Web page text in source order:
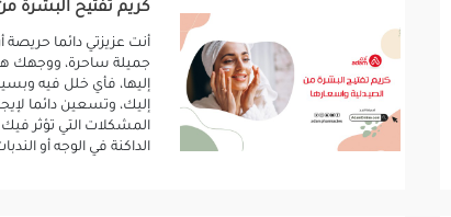
كريم تفتيح البشرة
أنت عزيزتي دائما حريصة
جميلة ساحرة، ووجهك
إليها، فأي خلل فيه
إليك، وتسعين دائما
المشكلات التي تؤثر
الداكنة في الوجه أو